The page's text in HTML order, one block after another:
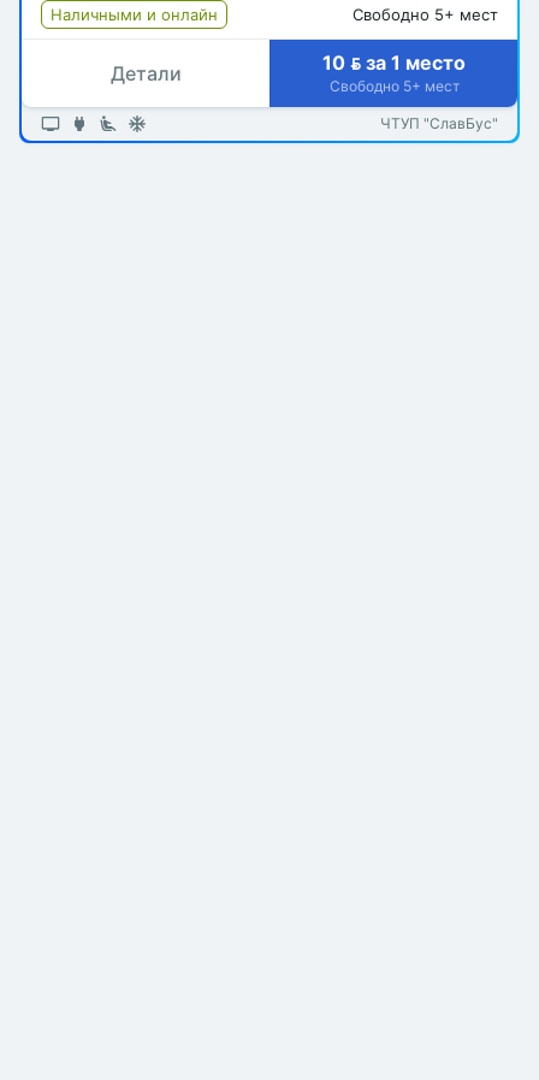
Наличными и онлайн
Свободно 5+ мест
Детали 10  за 1 место
Свободно 5+ мест
ЧТУП "СлавБус"